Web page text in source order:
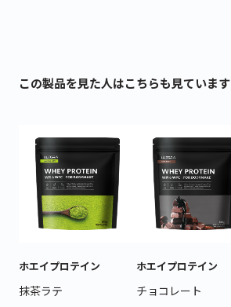
この製品を見た人はこちらも見ています
ホエイプロテイン
抹茶ラテ
ホエイプロテイン
チョコレート